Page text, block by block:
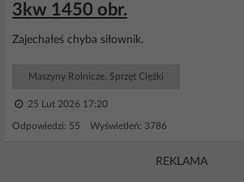
3kw 1450 obr.
Zajechałeś chyba siłownik.
Maszyny Rolnicze, Sprzęt Ciężki
25 Lut 2026 17:20
Odpowiedzi: 55 Wyświetleń: 3786
REKLAMA